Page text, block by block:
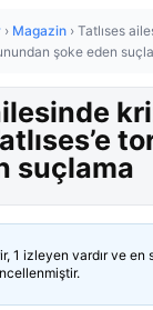
› Magazin › Tatlıses
şoke eden
suçlama
1 izleyen vardır ve en